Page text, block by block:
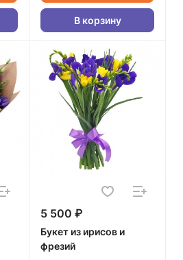
В корзину
5 500 ₽
Букет из ирисов и
фрезий